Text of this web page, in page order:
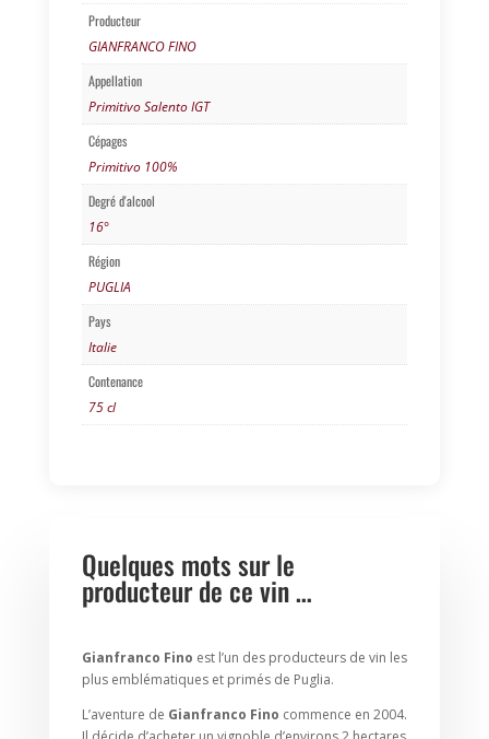
Producteur
GIANFRANCO FINO
Appellation
Primitivo Salento IGT
Cépages
Primitivo 100%
Degré d'alcool
16°
Région
PUGLIA
Pays
Italie
Contenance
75 cl
Quelques mots sur le
producteur de ce vin …
Gianfranco Fino est l’un des producteurs de vin les
plus emblématiques et primés de Puglia.
L’aventure de Gianfranco Fino commence en 2004.